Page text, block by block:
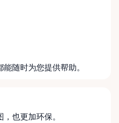
随时为您提供帮助。
也更加环保。